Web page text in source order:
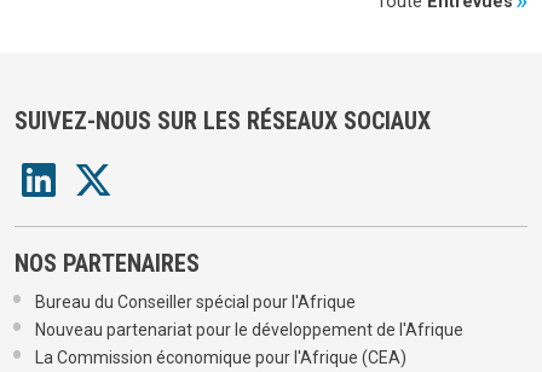
SUIVEZ-NOUS SUR LES RÉSEAUX SOCIAUX
NOS PARTENAIRES
Bureau du Conseiller spécial pour l'Afrique
Nouveau partenariat pour le développement de l'Afrique
La Commission économique pour l'Afrique (CEA)